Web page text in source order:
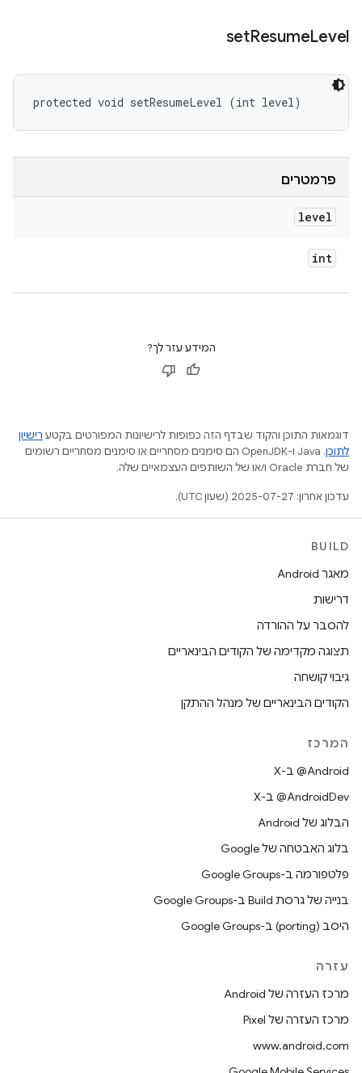
setResumeLevel
protected void setResumeLevel (int level)
פרמטרים
level
int
המידע עזר לך?
דוגמאות התוכן והקוד שבדף הזה כפופות לרישיונות המפורטים בקטע רישיון
לתוכן
.‏ Java ו-OpenJDK הם סימנים מסחריים או סימנים מסחריים רשומים
של חברת Oracle ו/או של השותפים העצמאיים שלה.
עדכון אחרון: 2025-07-27 (שעון UTC).
BUILD
מאגר Android
דרישות
להסבר על ההורדה
תצוגה מקדימה של הקודים הבינאריים
גיבוי קושחה
הקודים הבינאריים של מנהל ההתקן
המרכז
‫‎@Android ב-X
‫‎@AndroidDev ב-X
הבלוג של Android
בלוג האבטחה של Google
פלטפורמה ב-Google Groups
בנייה של גרסת Build ב-Google Groups
היסב (porting) ב-Google Groups
עזרה
מרכז העזרה של Android
מרכז העזרה של Pixel
www.android.com